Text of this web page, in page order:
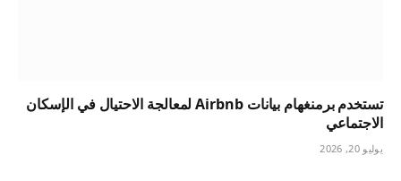
تستخدم برمنغهام بيانات Airbnb لمعالجة الاحتيال في الإسكان
الاجتماعي
يوليو 20, 2026